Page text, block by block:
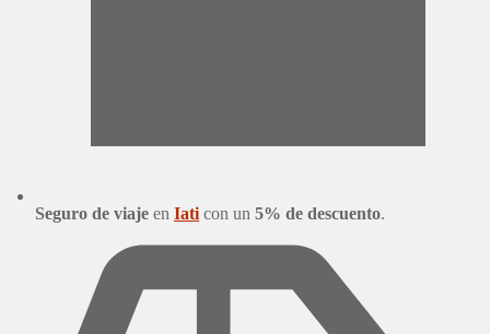
Seguro de viaje en Iati con un 5% de descuento.